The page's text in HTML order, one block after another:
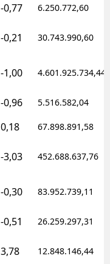
-0,77 6.250.772,60
-0,21 30.743.990,60
-1,00 4.601.925.734,44
-0,96 5.516.582,04
0,18 67.898.891,58
-3,03 452.688.637,76
-0,30 83.952.739,11
-0,51 26.259.297,31
3,78 12.848.146,44